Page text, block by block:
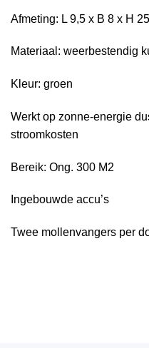
Afmeting: L 9,5 x B 8 x H
Materiaal: weerbestendig
Kleur: groen
Werkt op zonne-energie
stroomkosten
Bereik: Ong. 300 M2
Ingebouwde accu’s
Twee mollenvangers per